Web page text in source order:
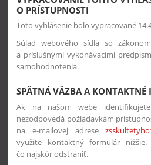
O PRÍSTUPNOSTI
Toto vyhlásenie bolo vypracované
Súlad webového sídla so
a príslušnými vykonávacími
samohodnotenia.
SPÄTNÁ VÄZBA A KONTAKTNÉ
Ak na našom webe
nezodpovedá požiadavkám
na e-mailovej adrese
využite kontaktný formulár
čo najskôr odstrániť.